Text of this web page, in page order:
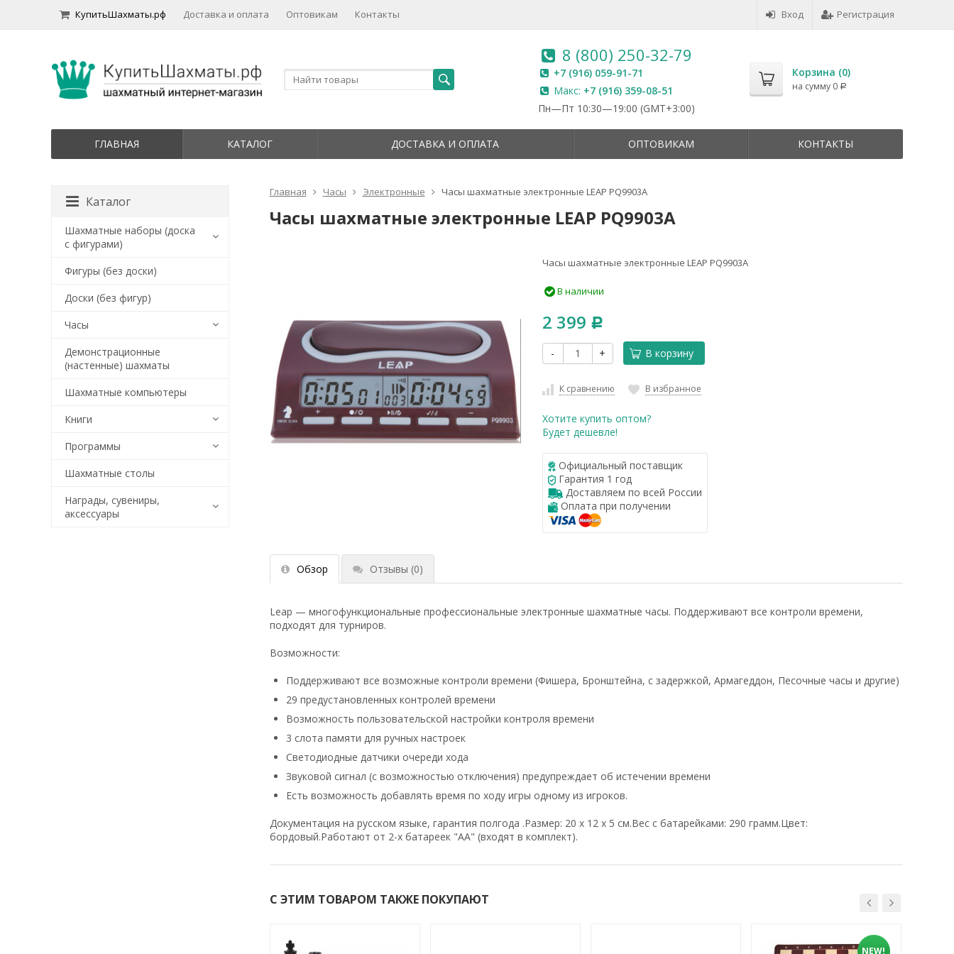
Вход Регистрация
КупитьШахматы.рф Доставка и оплата Оптовикам Контакты
8 (800) 250-32-79
+7 (916) 059-91-71
Макс: +7 (916) 359-08-51
Пн—Пт 10:30—19:00 (GMT+3:00)
Корзина (0)
на сумму 0 Р
ГЛАВНАЯ КАТАЛОГ ДОСТАВКА И ОПЛАТА ОПТОВИКАМ КОНТАКТЫ
Главная Часы Электронные Часы шахматные электронные LEAP PQ9903A
Часы шахматные электронные LEAP PQ9903A
Часы шахматные электронные LEAP PQ9903A
В наличии
2 399 Р
- + В корзину
К сравнению В избранное
Хотите купить оптом?
Будет дешевле!
Официальный поставщик
Гарантия 1 год
Доставляем по всей России
Оплата при получении
Обзор Отзывы (0)
Leap — многофункциональные профессиональные электронные шахматные часы. Поддерживают все контроли времени,
подходят для турниров.
Возможности:
Поддерживают все возможные контроли времени (Фишера, Бронштейна, с задержкой, Армагеддон, Песочные часы и другие)
29 предустановленных контролей времени
Возможность пользовательской настройки контроля времени
3 слота памяти для ручных настроек
Светодиодные датчики очереди хода
Звуковой сигнал (с возможностью отключения) предупреждает об истечении времени
Есть возможность добавлять время по ходу игры одному из игроков.
Документация на русском языке, гарантия полгода .Размер: 20 х 12 х 5 см.Вес с батарейками: 290 грамм.Цвет:
бордовый.Работают от 2-х батареек "АА" (входят в комплект).
С ЭТИМ ТОВАРОМ ТАКЖЕ ПОКУПАЮТ
NEW!
Каталог
Шахматные наборы (доска
с фигурами)
Фигуры (без доски)
Доски (без фигур)
Часы
Демонстрационные
(настенные) шахматы
Шахматные компьютеры
Книги
Программы
Шахматные столы
Награды, сувениры,
аксессуары